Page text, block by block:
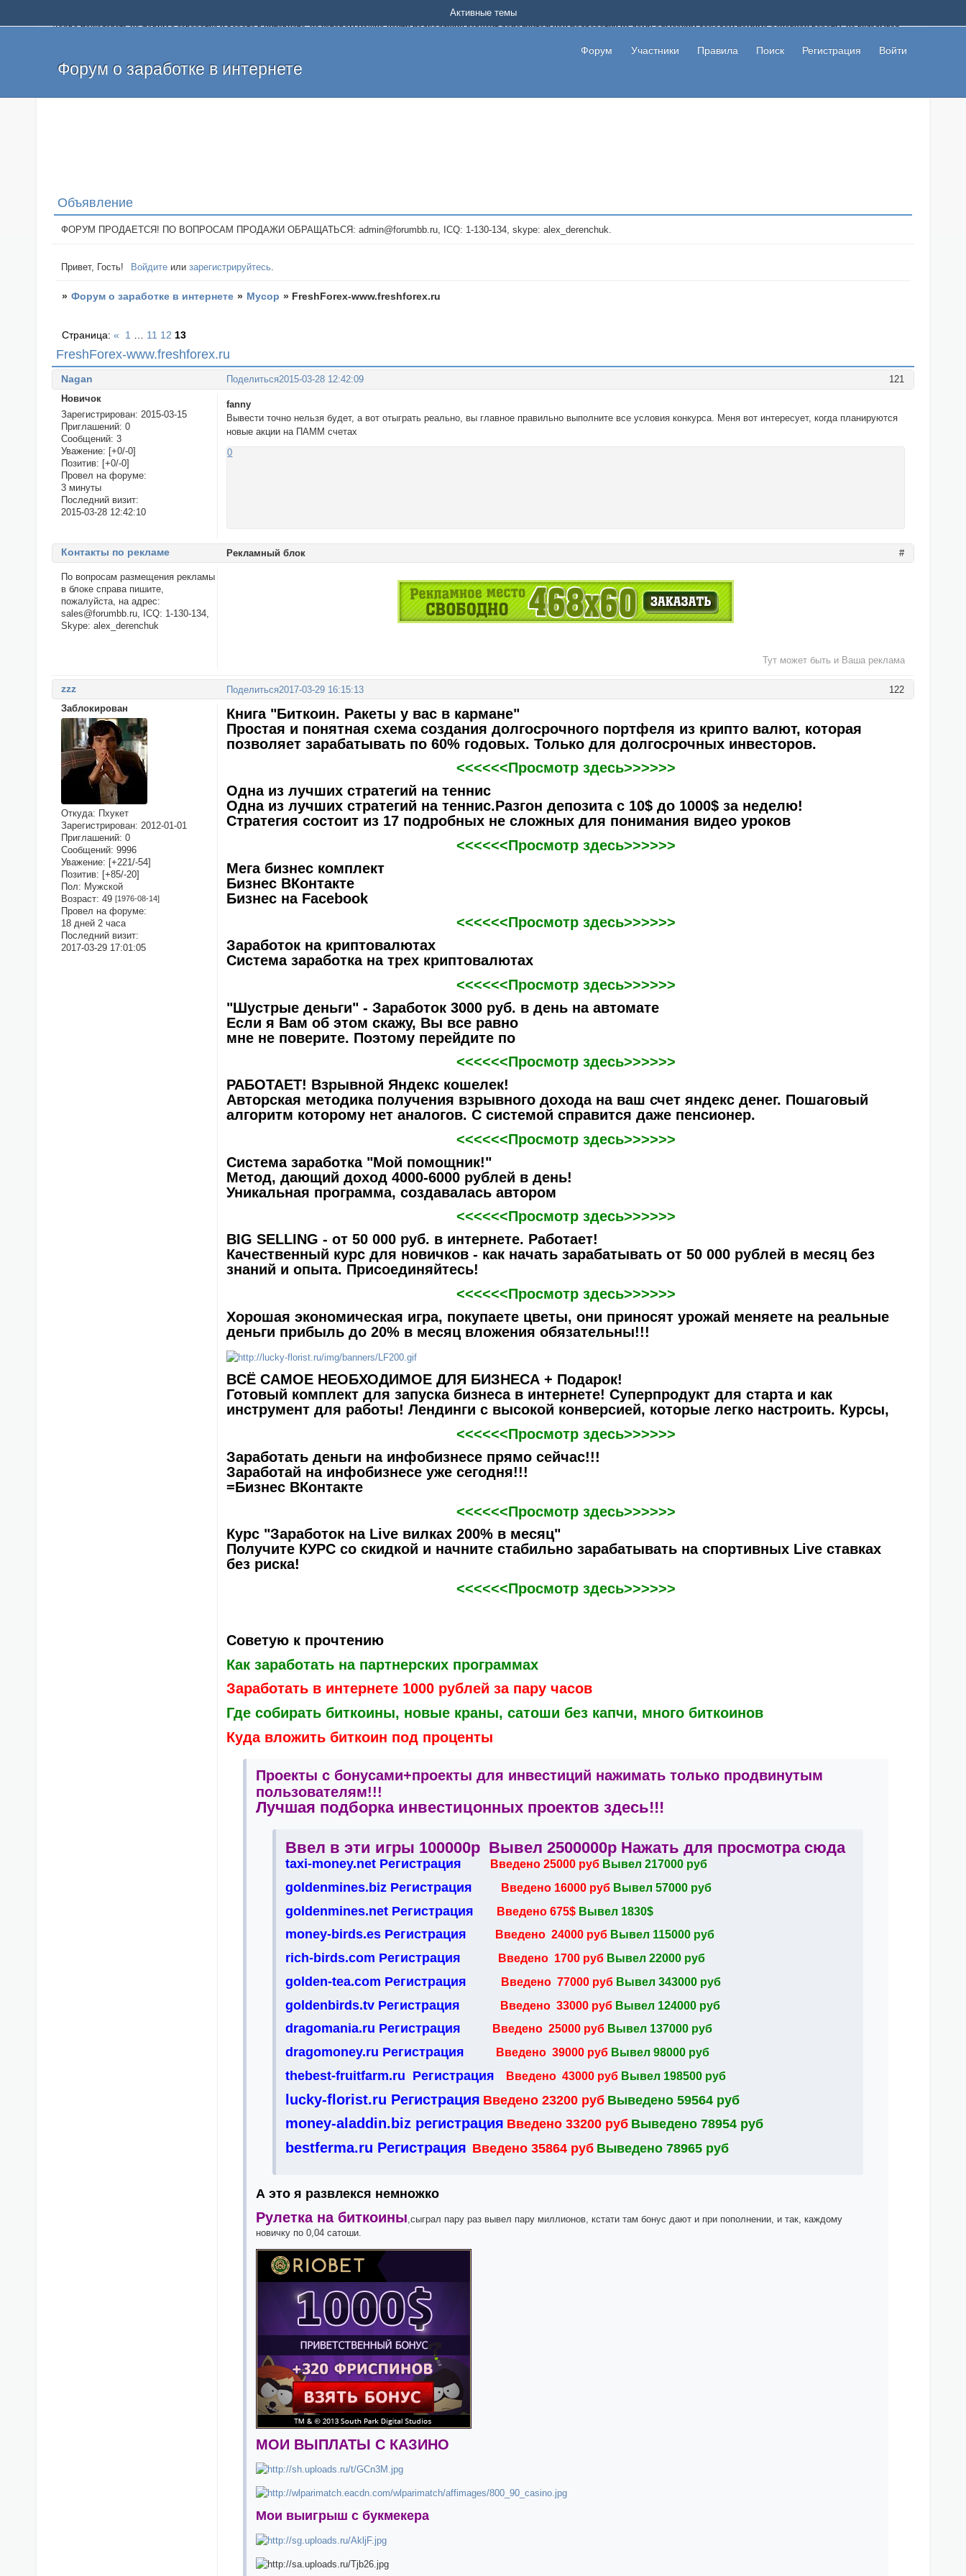
Добро пожаловать на форум о заработке и работе в интернете, на котором можно найти подходящий вариант дополнительной подработки на дому с высоким доходом помимо основной работы, не вкладывая
и оставлять свои отзывы. Если вы знаете, что определенный проект или сайт не платит, то указывайте в теме что это лохотрон, чтобы другие пользователи не попались на развод. Вы сможете начать зарабатывать
легкие деньги без вложений и регистрации уже сегодня. Создавайте новые темы, размещайте объявления со своими пригласительными ссылками и первая прибыль не заставит себя долго ждать.
Форум о заработке в интернете
Форум Участники Правила Поиск Регистрация Войти
Активные темы
Объявление
ФОРУМ ПРОДАЕТСЯ! ПО ВОПРОСАМ ПРОДАЖИ ОБРАЩАТЬСЯ: admin@forumbb.ru, ICQ: 1-130-134, skype: alex_derenchuk.
Привет, Гость! Войдите илизарегистрируйтесь.
» Форум о заработке в интернете » Мусор » FreshForex-www.freshforex.ru
FreshForex-www.freshforex.ru
Страница:« 1 11 12 13
Поделиться 121
2015-03-28 12:42:09
Nagan
Новичок
Зарегистрирован: 2015-03-15
Приглашений: 0
Сообщений: 3
Уважение: [+0/-0]
Позитив: [+0/-0]
Провел на форуме:
3 минуты
Последний визит:
2015-03-28 12:42:10
fanny
Вывести точно нельзя будет, а вот отыграть реально, вы главное правильно выполните все условия конкурса. Меня вот интересует, когда планируются
новые акции на ПАММ счетах
0
#
Рекламный блок
Контакты по рекламе
По вопросам размещения рекламы
в блоке справа пишите,
пожалуйста, на адрес:
sales@forumbb.ru, ICQ: 1-130-134,
Skype: alex_derenchuk
Тут может быть и Ваша реклама
Поделиться 122
2017-03-29 16:15:13
zzz
Заблокирован
Откуда: Пхукет
Зарегистрирован: 2012-01-01
Приглашений: 0
Сообщений: 9996
Уважение: [+221/-54]
Позитив: [+85/-20]
Пол: Мужской
Возраст: 49 [1976-08-14]
Провел на форуме:
18 дней 2 часа
Последний визит:
2017-03-29 17:01:05
Книга "Биткоин. Ракеты у вас в кармане"
Простая и понятная схема создания долгосрочного портфеля из крипто валют, которая
позволяет зарабатывать по 60% годовых. Только для долгосрочных инвесторов.
<<<<<<Просмотр здесь>>>>>>
Одна из лучших стратегий на теннис
Одна из лучших стратегий на теннис.Разгон депозита с 10$ до 1000$ за неделю!
Стратегия состоит из 17 подробных не сложных для понимания видео уроков
<<<<<<Просмотр здесь>>>>>>
Мега бизнес комплект
Бизнес ВКонтакте
Бизнес на Facebook
<<<<<<Просмотр здесь>>>>>>
Заработок на криптовалютах
Система заработка на трех криптовалютах
<<<<<<Просмотр здесь>>>>>>
"Шустрые деньги" - Заработок 3000 руб. в день на автомате
Если я Вам об этом скажу, Вы все равно
мне не поверите. Поэтому перейдите по
<<<<<<Просмотр здесь>>>>>>
РАБОТАЕТ! Взрывной Яндекс кошелек!
Авторская методика получения взрывного дохода на ваш счет яндекс денег. Пошаговый
алгоритм которому нет аналогов. С системой справится даже пенсионер.
<<<<<<Просмотр здесь>>>>>>
Система заработка "Мой помощник!"
Метод, дающий доход 4000-6000 рублей в день!
Уникальная программа, создавалась автором
<<<<<<Просмотр здесь>>>>>>
BIG SELLING - от 50 000 руб. в интернете. Работает!
Качественный курс для новичков - как начать зарабатывать от 50 000 рублей в месяц без
знаний и опыта. Присоединяйтесь!
<<<<<<Просмотр здесь>>>>>>
Хорошая экономическая игра, покупаете цветы, они приносят урожай меняете на реальные
деньги прибыль до 20% в месяц вложения обязательны!!!
ВCЁ САМОЕ НЕОБХОДИМОЕ ДЛЯ БИЗНЕСА + Подарок!
Готовый комплект для запуска бизнеса в интернете! Суперпродукт для старта и как
инструмент для работы! Лeндинги с высокой конверсией, которые легко настроить. Курсы,
<<<<<<Просмотр здесь>>>>>>
Заработать деньги на инфобизнесе прямо сейчас!!!
Заработай на инфобизнесе уже сегодня!!!
=Бизнес ВКонтакте
<<<<<<Просмотр здесь>>>>>>
Курс "Заработок на Live вилках 200% в месяц"
Получите КУРС со скидкой и начните стабильно зарабатывать на спортивных Live ставках
без риска!
<<<<<<Просмотр здесь>>>>>>
Советую к прочтению
Как заработать на партнерских программах
Заработать в интернете 1000 рублей за пару часов
Где собирать биткоины, новые краны, сатоши без капчи, много биткоинов
Куда вложить биткоин под проценты
Проекты с бонусами+проекты для инвестиций нажимать только продвинутым
пользователям!!!
Лучшая подборка инвестицонных проектов здесь!!!
Ввел в эти игры 100000р Вывел 2500000р Нажать для просмотра сюда
taxi-money.net Регистрация Введено 25000 руб Вывел 217000 руб
goldenmines.biz Регистрация Введено 16000 руб Вывел 57000 руб
goldenmines.net Регистрация Введено 675$ Вывел 1830$
money-birds.es Регистрация Введено 24000 руб Вывел 115000 руб
rich-birds.com Регистрация Введено 1700 руб Вывел 22000 руб
golden-tea.com Регистрация Введено 77000 руб Вывел 343000 руб
goldenbirds.tv Регистрация Введено 33000 руб Вывел 124000 руб
dragomania.ru Регистрация Введено 25000 руб Вывел 137000 руб
dragomoney.ru Регистрация Введено 39000 руб Вывел 98000 руб
thebest-fruitfarm.ru Регистрация Введено 43000 руб Вывел 198500 руб
lucky-florist.ru Регистрация Введено 23200 руб Выведено 59564 руб
money-aladdin.biz регистрация Введено 33200 руб Выведено 78954 руб
bestferma.ru Регистрация Введено 35864 руб Выведено 78965 руб
А это я развлекся немножко
Рулетка на биткоины,сыграл пару раз вывел пару миллионов, кстати там бонус дают и при пополнении, и так, каждому
новичку по 0,04 сатоши.
МОИ ВЫПЛАТЫ С КАЗИНО
Мои выигрыш с букмекера